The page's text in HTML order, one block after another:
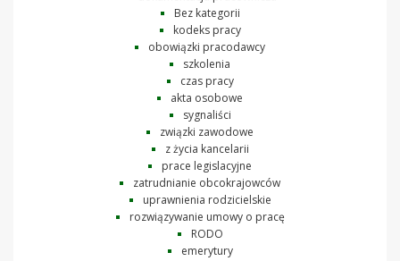
Bez kategorii
kodeks pracy
obowiązki pracodawcy
szkolenia
czas pracy
akta osobowe
sygnaliści
związki zawodowe
z życia kancelarii
prace legislacyjne
zatrudnianie obcokrajowców
uprawnienia rodzicielskie
rozwiązywanie umowy o pracę
RODO
emerytury